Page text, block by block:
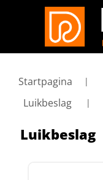
Startpagina
Luikbeslag
Luikbeslag